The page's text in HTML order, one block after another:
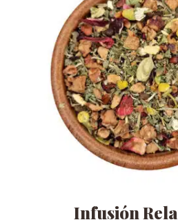
Infusión